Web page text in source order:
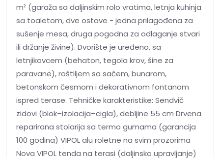
m² (garaža sa daljinskim rolo vratima, letnja kuhinja
sa toaletom, dve ostave - jedna prilagođena za
sušenje mesa, druga pogodna za odlaganje stvari
ili držanje živine). Dvorište je uređeno, sa
letnjikovcem (behaton, tegola krov, šine za
paravane), roštiljem sa sačem, bunarom,
betonskom česmom i dekorativnom fontanom
ispred terase. Tehničke karakteristike: Sendvič
zidovi (blok–izolacija–cigla), debljine 55 cm Drvena
reparirana stolarija sa termo gumama (garancija
100 godina) VIPOL alu roletne na svim prozorima
Nova VIPOL tenda na terasi (daljinsko upravljanje)